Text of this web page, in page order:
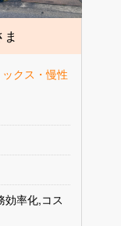
クス・慢性
効率化 コス